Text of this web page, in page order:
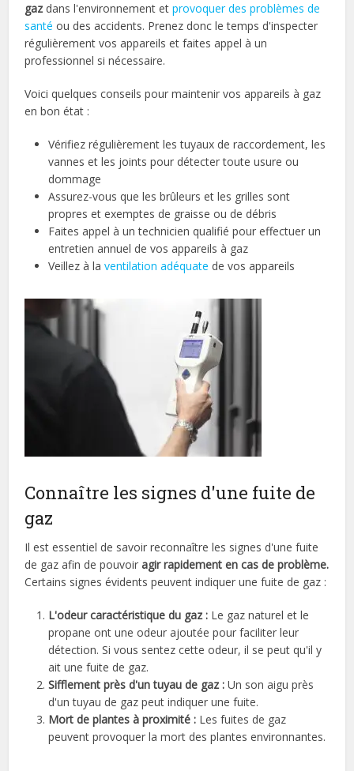
gazdans l'environnement etprovoquer des problèmes de
santé ou des accidents. Prenez donc le temps d'inspecter
régulièrement vos appareils et faites appel à un
professionnel si nécessaire.
Voici quelques conseils pour maintenir vos appareils à gaz
en bon état :
Vérifiez régulièrement les tuyaux de raccordement, les
vannes et les joints pour détecter toute usure ou
dommage
Assurez-vous que les brûleurs et les grilles sont
propres et exemptes de graisse ou de débris
Faites appel à un technicien qualifié pour effectuer un
entretien annuel de vos appareils à gaz
Veillez à laventilation adéquate de vos appareils
Connaître les signes d'une fuite de
gaz
Il est essentiel de savoir reconnaître les signes d'une fuite
de gaz afin de pouvoir agir rapidement en cas de problème.
Certains signes évidents peuvent indiquer une fuite de gaz :
L'odeur caractéristique du gaz : Le gaz naturel et le
propane ont une odeur ajoutée pour faciliter leur
détection. Si vous sentez cette odeur, il se peut qu'il y
ait une fuite de gaz.
Sifflement près d'un tuyau de gaz : Un son aigu près
d'un tuyau de gaz peut indiquer une fuite.
Mort de plantes à proximité : Les fuites de gaz
peuvent provoquer la mort des plantes environnantes.